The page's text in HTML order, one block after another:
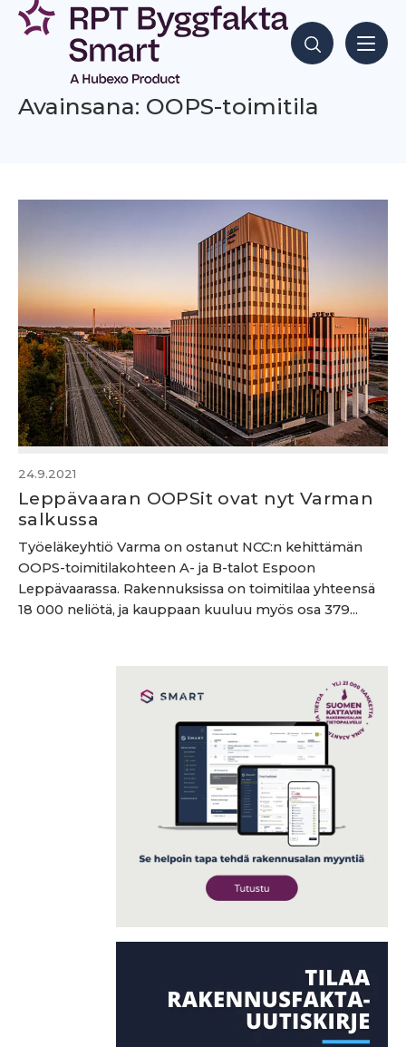
Siirry
sisältöön
Hae sisältöjä
Avainsana: OOPS-toimitila
24.9.2021
Leppävaaran OOPSit ovat nyt Varman
salkussa
Työeläkeyhtiö Varma on ostanut NCC:n kehittämän
OOPS-toimitilakohteen A- ja B-talot Espoon
Leppävaarassa. Rakennuksissa on toimitilaa yhteensä
18 000 neliötä, ja kauppaan kuuluu myös osa 379...